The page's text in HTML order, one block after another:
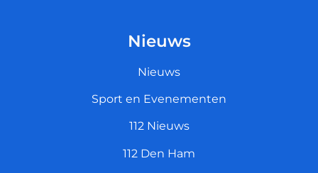
Nieuws
Nieuws
Sport en Evenementen
112 Nieuws
112 Den Ham